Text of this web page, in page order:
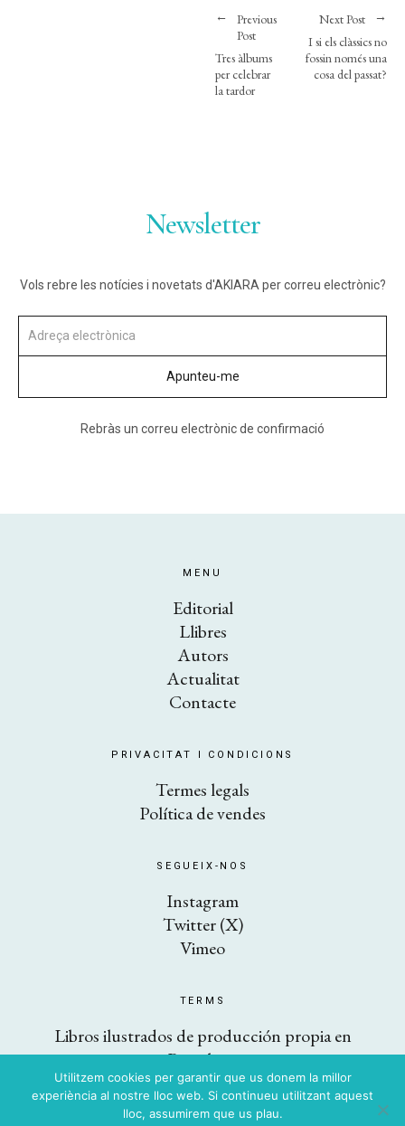
Previous
Post
Tres àlbums
per celebrar
la tardor
Next Post
I si els clàssics no
fossin només una
cosa del passat?
Newsletter
Vols rebre les notícies i novetats d'AKIARA per correu electrònic?
Rebràs un correu electrònic de confirmació
MENU
Editorial
Llibres
Autors
Actualitat
Contacte
PRIVACITAT I CONDICIONS
​Termes legals
Política de vendes
SEGUEIX-NOS
Instagram
Twitter (X)
Vimeo
TERMS
Libros ilustrados de producción propia en
Barcelona
Copyright © 2026 AKIARA books. Tots els drets reservats
Utilitzem cookies per garantir que us donem la millor
experiència al nostre lloc web. Si continueu utilitzant aquest
lloc, assumirem que us plau.